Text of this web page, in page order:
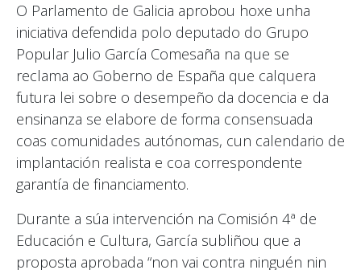
O Parlamento de Galicia aprobou hoxe unha
iniciativa defendida polo deputado do Grupo
Popular Julio García Comesaña na que se
reclama ao Goberno de España que calquera
futura lei sobre o desempeño da docencia e da
ensinanza se elabore de forma consensuada
coas comunidades autónomas, cun calendario de
implantación realista e coa correspondente
garantía de financiamento.
Durante a súa intervención na Comisión 4ª de
Educación e Cultura, García subliñou que a
proposta aprobada “non vai contra ninguén nin